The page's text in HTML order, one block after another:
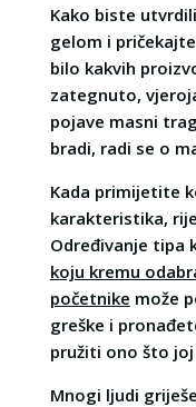
Kako biste
gelom i
bilo kakvih
zategnuto,
pojave masni
bradi, radi se o
Kada primijetite
karakteristika,
Određivanje tipa
koju kremu
početnike može
greške i
pružiti ono što
Mnogi ljudi